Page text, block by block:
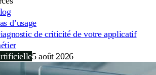
d’usage
de criticité de votre applicatif
5 août 2026